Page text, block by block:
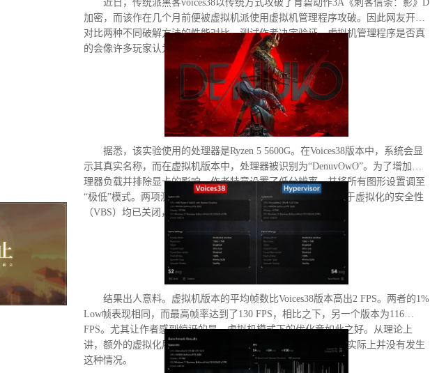
近日，传统派黑客voices38以传统方式攻破了育碧动作3A《刺客信条：影》D
加密，而该作在几个月前便被虚拟机派使用虚拟机管理程序攻破。因此网友开始
对比两种不同破解方法的性能对比。测试作者决定验证，虚拟机管理程序是否真
的会像许多玩家认为的那样，导致明显的帧数下降。
据悉，该实验使用的处理器是Ryzen 5 5600G。在Voices38版本中，系统会显
示其真实名称，而在虚拟机版本中，处理器被识别为“DenuvOwO”。为了增加处
理器负载并排除显卡的影响，作者特意设置了低分辨率，并将所有图形设置调至
“极低”模式。两项测试均在相同条件下进行：内存完整性和基于虚拟化的安全性
（VBS）均已关闭，并且两轮测试之间电脑甚至没有重启。
结果出人意料。虚拟机版本的平均帧数比Voices38版本高出2 FPS。两者的1%
Low帧表现相同，而最高帧率达到了130 FPS，相比之下，另一个版本为116
FPS。尤其让作者感到惊讶的是，虚拟机模式下的优化竟如此之好。从理论上
讲，额外的虚拟化层应该会给处理器带来负担并降低性能，但实际上并没有发生
这种情况。